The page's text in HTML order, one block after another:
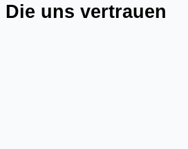
Die uns vertrauen